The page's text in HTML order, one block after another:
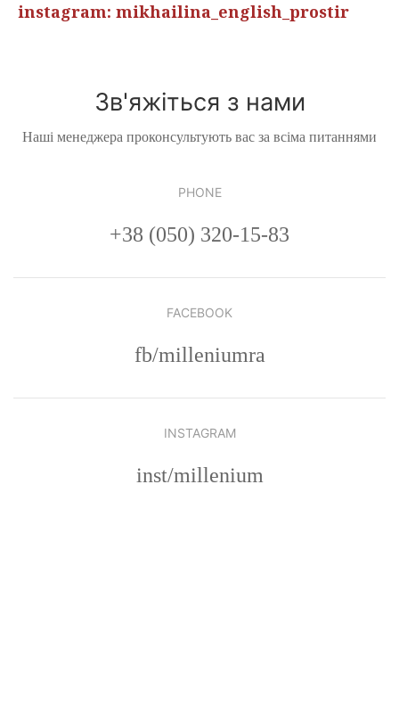
instagram: mikhailina_english_prostir
Зв'яжіться з нами
Наші менеджера проконсультують вас за всіма питаннями
PHONE
+38 (050) 320-15-83
FACEBOOK
fb/milleniumra
INSTAGRAM
inst/millenium